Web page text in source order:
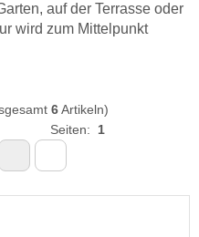
auf der Terrasse oder
wird zum Mittelpunkt
6Artikeln)
Seiten: 1